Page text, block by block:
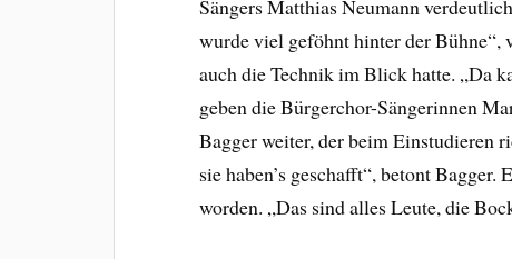
Sängers Matthias Neumann
wurde viel geföhnt hinter der Bühne“,
auch die Technik im Blick hatte. „Da
geben die Bürgerchor-Sängerinnen
Bagger weiter, der beim Einstudieren
sie haben’s geschafft“, betont
worden. „Das sind alles Leute, die